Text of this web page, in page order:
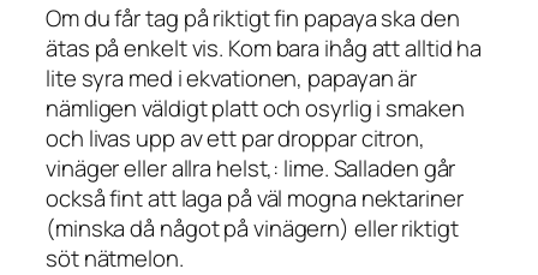
Om du får tag på riktigt fin papaya ska den
ätas på enkelt vis. Kom bara ihåg att alltid ha
lite syra med i ekvationen, papayan är
nämligen väldigt platt och osyrlig i smaken
och livas upp av ett par droppar citron,
vinäger eller allra helst,: lime. Salladen går
också fint att laga på väl mogna nektariner
(minska då något på vinägern) eller riktigt
söt nätmelon.